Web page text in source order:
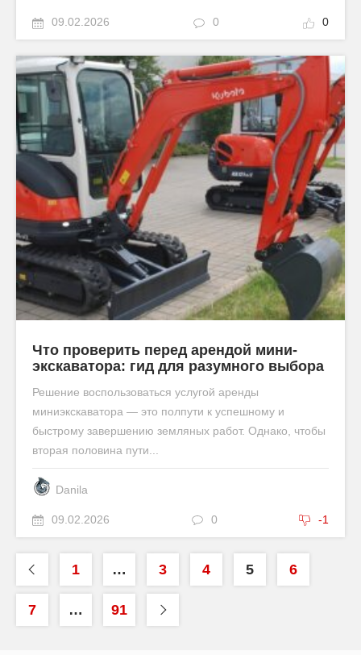
09.02.2026 0 0
Что проверить перед арендой мини-
экскаватора: гид для разумного выбора
Решение воспользоваться услугой аренды
миниэкскаватора — это полпути к успешному и
быстрому завершению земляных работ. Однако, чтобы
вторая половина пути...
Danila
09.02.2026 0 -1
1 … 3 4 5 6
7 … 91